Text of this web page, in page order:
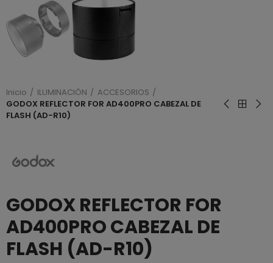
Inicio ILUMINACIÓN
ACCESORIOS
GODOX REFLECTOR FOR AD400PRO CABEZAL DE
FLASH (AD-R10)
GODOX REFLECTOR FOR
AD400PRO CABEZAL DE
FLASH (AD-R10)